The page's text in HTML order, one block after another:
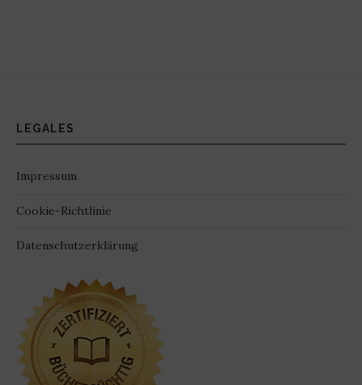
LEGALES
Impressum
Cookie-Richtlinie
Datenschutzerklärung